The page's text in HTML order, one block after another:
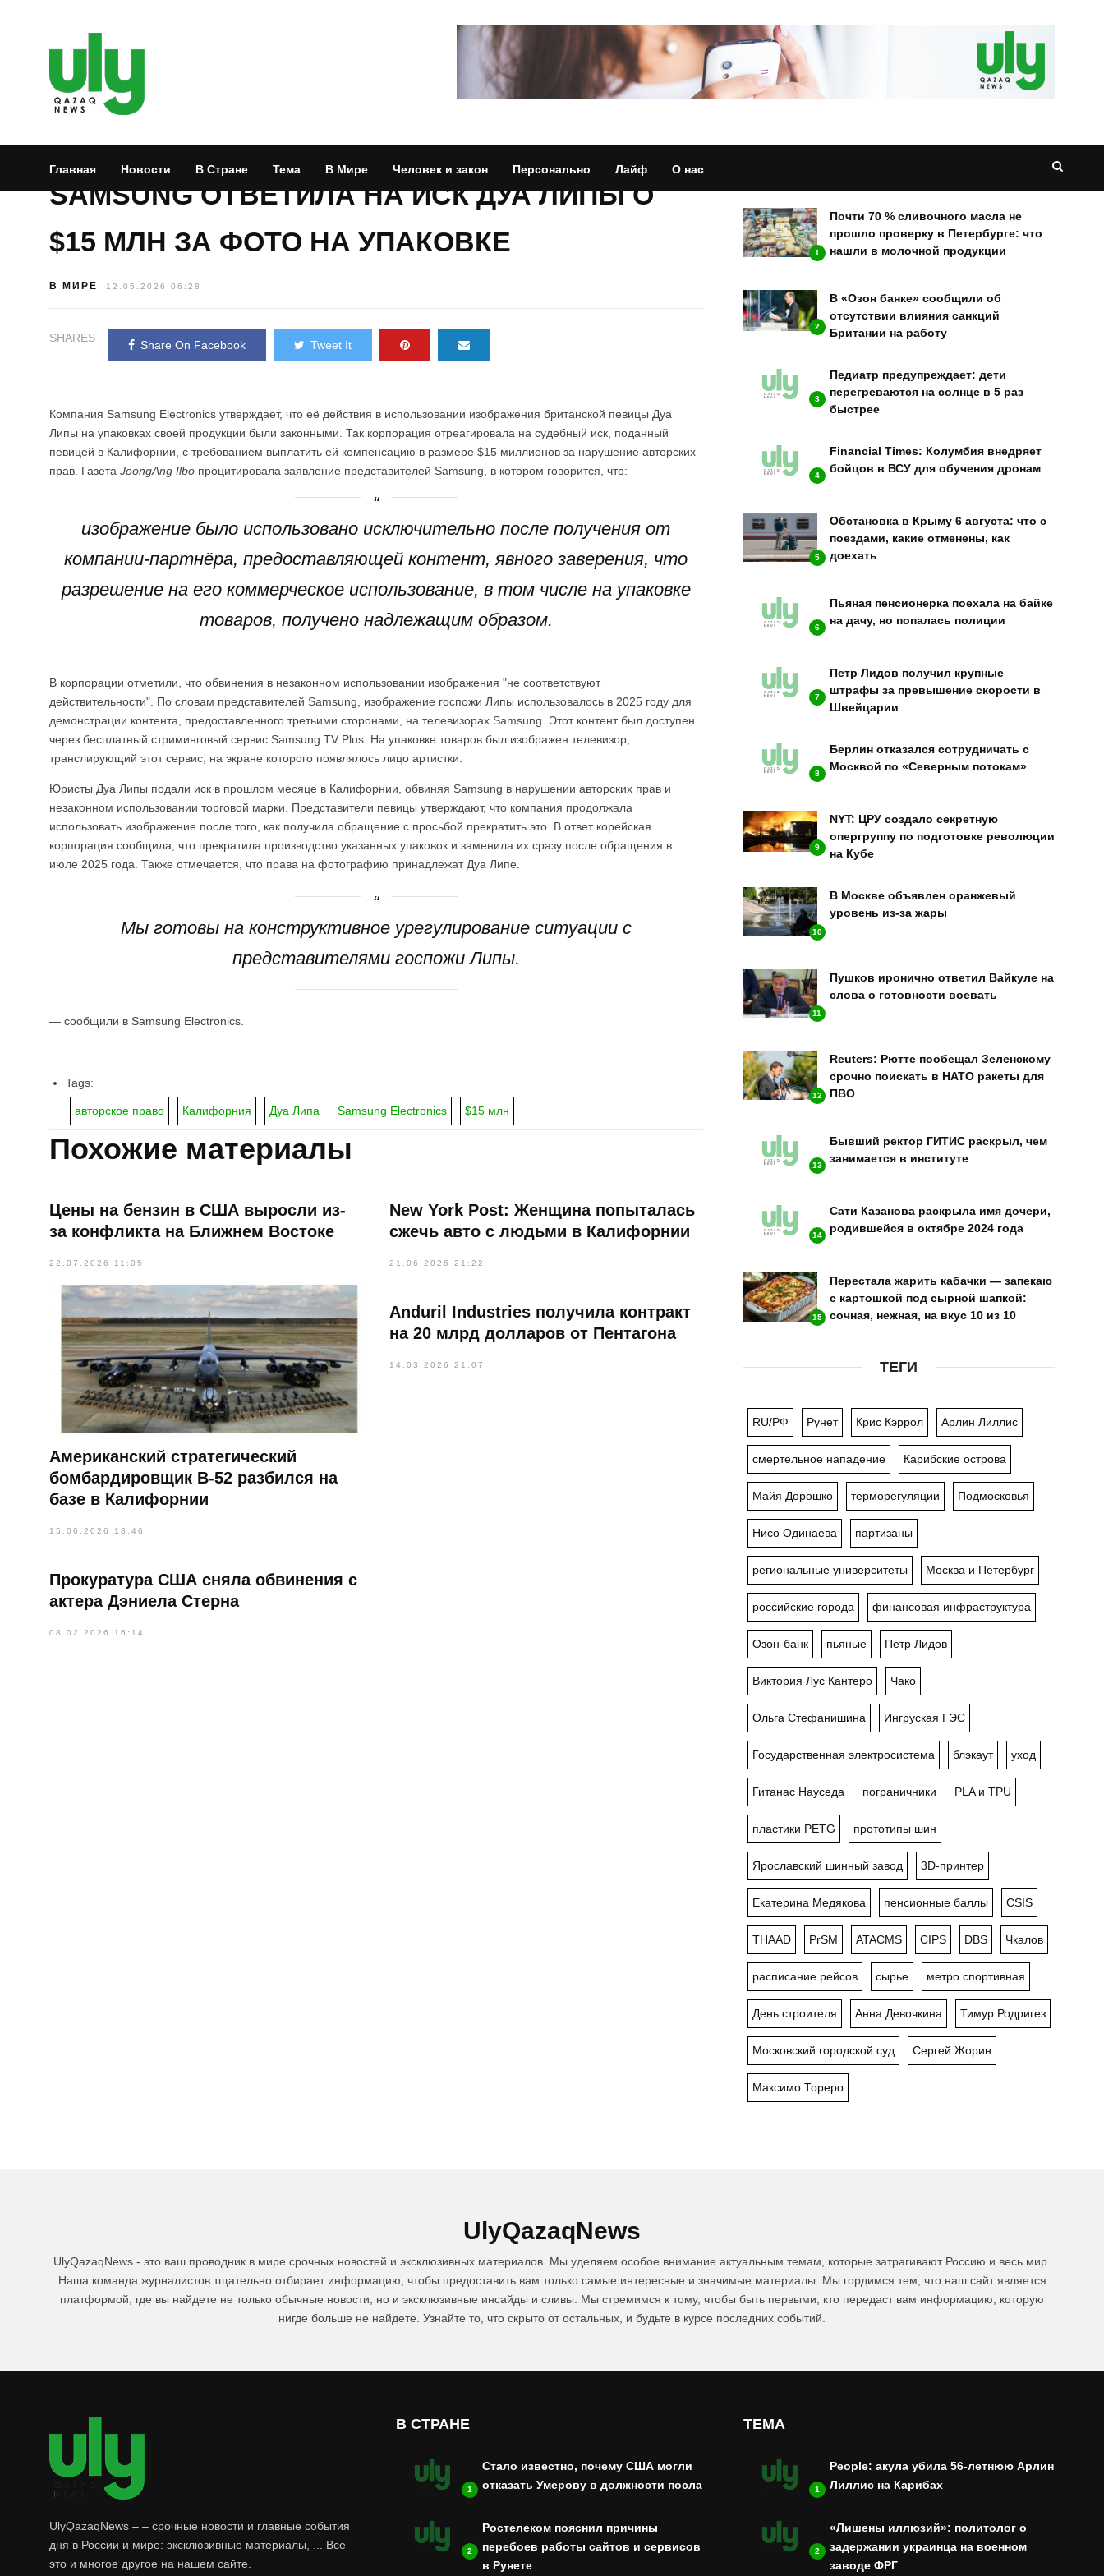
Главная Новости В Стране Тема В Мире Человек и закон Персонально Лайф О нас
SAMSUNG ОТВЕТИЛА НА ИСК ДУА ЛИПЫ О
$15 МЛН ЗА ФОТО НА УПАКОВКЕ
В МИРЕ 12.05.2026 06:28
SHARES
Share On Facebook Tweet It
Компания Samsung Electronics утверждает, что её действия в использовании изображения британской певицы Дуа
Липы на упаковках своей продукции были законными. Так корпорация отреагировала на судебный иск, поданный
певицей в Калифорнии, с требованием выплатить ей компенсацию в размере $15 миллионов за нарушение авторских
прав. Газета JoongAng Ilbo процитировала заявление представителей Samsung, в котором говорится, что:
изображение было использовано исключительно после получения от
компании-партнёра, предоставляющей контент, явного заверения, что
разрешение на его коммерческое использование, в том числе на упаковке
товаров, получено надлежащим образом.
В корпорации отметили, что обвинения в незаконном использовании изображения "не соответствуют
действительности". По словам представителей Samsung, изображение госпожи Липы использовалось в 2025 году для
демонстрации контента, предоставленного третьими сторонами, на телевизорах Samsung. Этот контент был доступен
через бесплатный стриминговый сервис Samsung TV Plus. На упаковке товаров был изображен телевизор,
транслирующий этот сервис, на экране которого появлялось лицо артистки.
Юристы Дуа Липы подали иск в прошлом месяце в Калифорнии, обвиняя Samsung в нарушении авторских прав и
незаконном использовании торговой марки. Представители певицы утверждают, что компания продолжала
использовать изображение после того, как получила обращение с просьбой прекратить это. В ответ корейская
корпорация сообщила, что прекратила производство указанных упаковок и заменила их сразу после обращения в
июле 2025 года. Также отмечается, что права на фотографию принадлежат Дуа Липе.
Мы готовы на конструктивное урегулирование ситуации с
представителями госпожи Липы.
— сообщили в Samsung Electronics.
Tags:
авторское право Калифорния Дуа Липа Samsung Electronics $15 млн
Похожие материалы
Цены на бензин в США выросли из-
за конфликта на Ближнем Востоке
22.07.2026 11:05
New York Post: Женщина попыталась
сжечь авто с людьми в Калифорнии
21.06.2026 21:22
Американский стратегический
бомбардировщик B-52 разбился на
базе в Калифорнии
15.06.2026 18:46
Anduril Industries получила контракт
на 20 млрд долларов от Пентагона
14.03.2026 21:07
Прокуратура США сняла обвинения с
актера Дэниела Стерна
08.02.2026 16:14
1
Почти 70 % сливочного масла не
прошло проверку в Петербурге: что
нашли в молочной продукции
2
В «Озон банке» сообщили об
отсутствии влияния санкций
Британии на работу
3
Педиатр предупреждает: дети
перегреваются на солнце в 5 раз
быстрее
4
Financial Times: Колумбия внедряет
бойцов в ВСУ для обучения дронам
5
Обстановка в Крыму 6 августа: что с
поездами, какие отменены, как
доехать
6
Пьяная пенсионерка поехала на байке
на дачу, но попалась полиции
7
Петр Лидов получил крупные
штрафы за превышение скорости в
Швейцарии
8
Берлин отказался сотрудничать с
Москвой по «Северным потокам»
9
NYT: ЦРУ создало секретную
опергруппу по подготовке революции
на Кубе
10
В Москве объявлен оранжевый
уровень из-за жары
11
Пушков иронично ответил Вайкуле на
слова о готовности воевать
12
Reuters: Рютте пообещал Зеленскому
срочно поискать в НАТО ракеты для
ПВО
13
Бывший ректор ГИТИС раскрыл, чем
занимается в институте
14
Сати Казанова раскрыла имя дочери,
родившейся в октябре 2024 года
15
Перестала жарить кабачки — запекаю
с картошкой под сырной шапкой:
сочная, нежная, на вкус 10 из 10
ТЕГИ
RU/РФ Рунет Крис Кэррол Арлин Лиллис
смертельное нападение Карибские острова
Майя Дорошко терморегуляции Подмосковья
Нисо Одинаева партизаны
региональные университеты Москва и Петербург
российские города финансовая инфраструктура
Озон-банк пьяные Петр Лидов
Виктория Лус Кантеро Чако
Ольга Стефанишина Ингруская ГЭС
Государственная электросистема блэкаут уход
Гитанас Науседа пограничники PLA и TPU
пластики PETG прототипы шин
Ярославский шинный завод 3D-принтер
Екатерина Медякова пенсионные баллы CSIS
THAAD PrSM ATACMS CIPS DBS Чкалов
расписание рейсов сырье метро спортивная
День строителя Анна Девочкина Тимур Родригез
Московский городской суд Сергей Жорин
Максимо Тореро
UlyQazaqNews
UlyQazaqNews - это ваш проводник в мире срочных новостей и эксклюзивных материалов. Мы уделяем особое внимание актуальным темам, которые затрагивают Россию и весь мир.
Наша команда журналистов тщательно отбирает информацию, чтобы предоставить вам только самые интересные и значимые материалы. Мы гордимся тем, что наш сайт является
платформой, где вы найдете не только обычные новости, но и эксклюзивные инсайды и сливы. Мы стремимся к тому, чтобы быть первыми, кто передаст вам информацию, которую
нигде больше не найдете. Узнайте то, что скрыто от остальных, и будьте в курсе последних событий.
UlyQazaqNews – – срочные новости и главные события
дня в России и мире: эксклюзивные материалы, ... Все
это и многое другое на нашем сайте.
В СТРАНЕ
1
Стало известно, почему США могли
отказать Умерову в должности посла
2
Ростелеком пояснил причины
перебоев работы сайтов и сервисов
в Рунете
ТЕМА
1
People: акула убила 56-летнюю Арлин
Лиллис на Карибах
2
«Лишены иллюзий»: политолог о
задержании украинца на военном
заводе ФРГ